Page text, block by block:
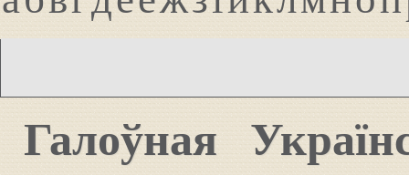
Галоўная